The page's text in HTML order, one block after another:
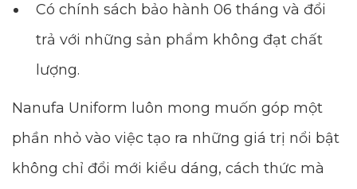
Có chính sách bảo hành 06 tháng và đổi
trả với những sản phẩm không đạt chất
lượng.
Nanufa Uniform luôn mong muốn góp một
phần nhỏ vào việc tạo ra những giá trị nổi bật
không chỉ đổi mới kiểu dáng, cách thức mà